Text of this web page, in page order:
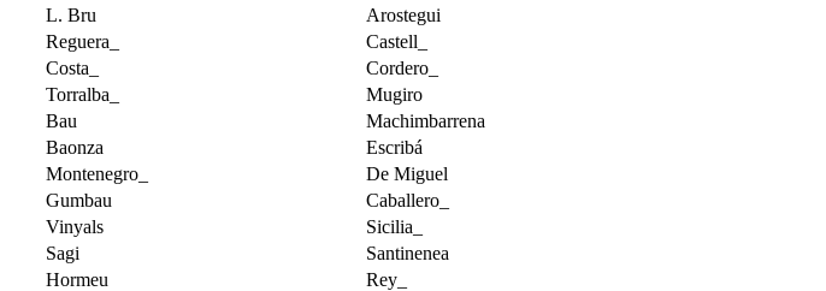
L. Bru
Arostegui
Reguera_
Castell_
Costa_
Cordero_
Torralba_
Mugiro
Bau
Machimbarrena
Baonza
Escribá
Montenegro_
De Miguel
Gumbau
Caballero_
Vinyals
Sicilia_
Sagi
Santinenea
Hormeu
Rey_